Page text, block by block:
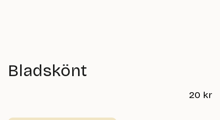
Bladskönt
20 kr